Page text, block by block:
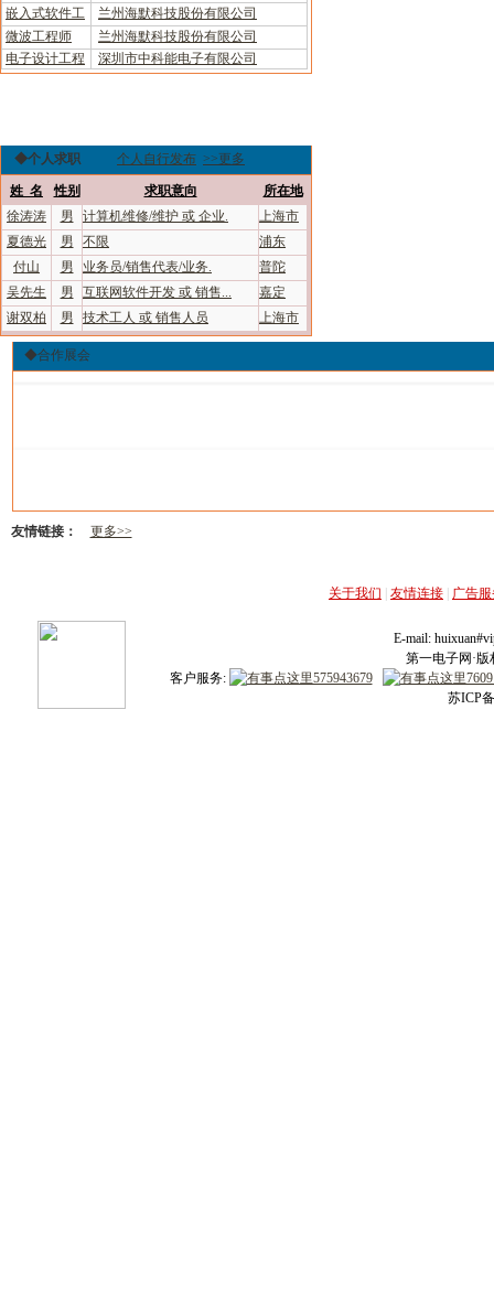
嵌入式软件工
兰州海默科技股份有限公司
微波工程师
兰州海默科技股份有限公司
电子设计工程
深圳市中科能电子有限公司
◆个人求职 个人自行发布 >>更多
姓 名 性别 求职意向
所在地
徐涛涛
男 计算机维修/维护 或 企业.
上海市
夏德光
男 不限
浦东
付山
男 业务员/销售代表/业务.
普陀
吴先生
男 互联网软件开发 或 销售...
嘉定
谢双柏
男 技术工人 或 销售人员 上海市
◆合作展会
友情链接： 更多>>
关于我们 友情连接 广告
E-mail:
第一电子网·版
客户服务:
苏ICP